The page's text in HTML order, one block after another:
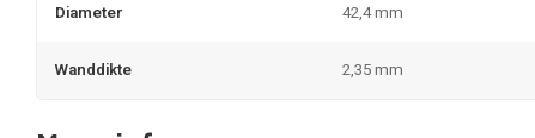
Diameter 42,4 mm
Wanddikte 2,35 mm